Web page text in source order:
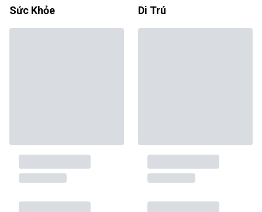
Sức Khỏe Di Trú